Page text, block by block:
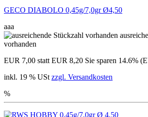
GECO DIABOLO 0,45g/7,0gr Ø4,50
aaa
vorhanden
EUR 7,00 statt EUR 8,20 Sie sparen 14.6%
inkl. 19 % USt zzgl. Versandkosten
%